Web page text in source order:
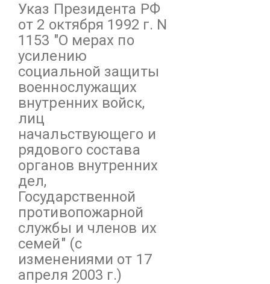
Указ Президента РФ
от 2 октября 1992 г. N
1153 "О мерах по
усилению
социальной защиты
военнослужащих
внутренних войск,
лиц
начальствующего и
рядового состава
органов внутренних
дел,
Государственной
противопожарной
службы и членов их
семей" (с
изменениями от 17
апреля 2003 г.)